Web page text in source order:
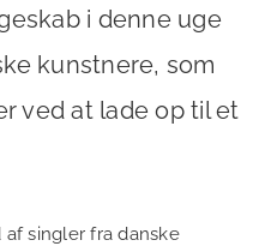
i denne uge
kunstnere, som
ved at lade op til et
singler fra danske